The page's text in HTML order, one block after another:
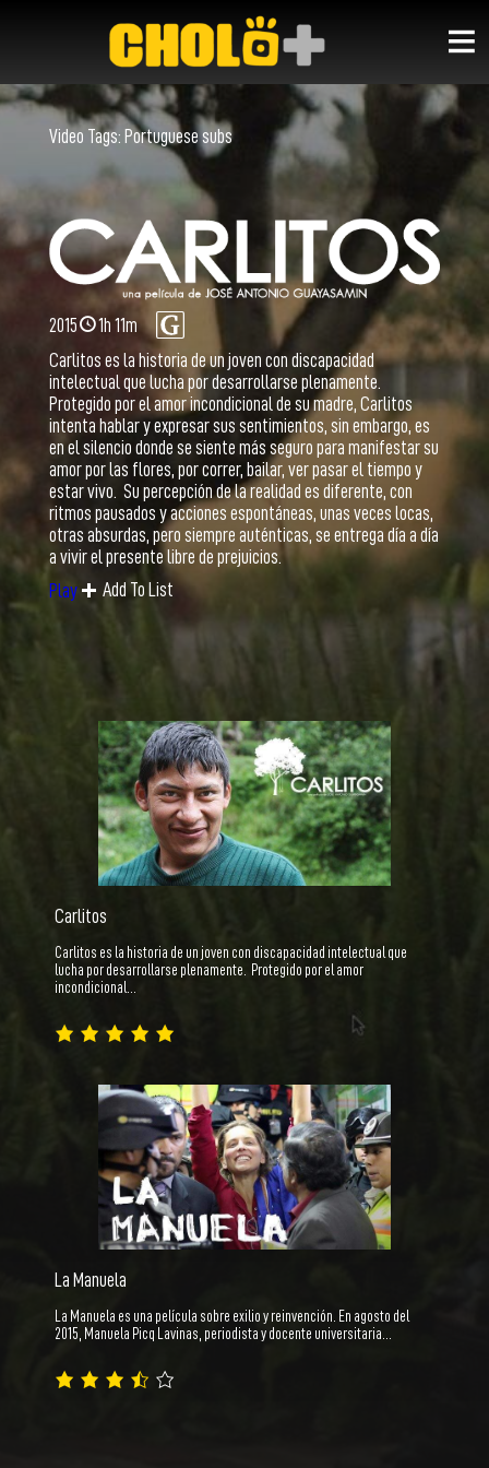
Video Tags: Portuguese subs
2015
1h 11m
Carlitos es la historia de un joven con discapacidad
intelectual que lucha por desarrollarse plenamente.
Protegido por el amor incondicional de su madre, Carlitos
intenta hablar y expresar sus sentimientos, sin embargo, es
en el silencio donde se siente más seguro para manifestar su
amor por las flores, por correr, bailar, ver pasar el tiempo y
estar vivo. Su percepción de la realidad es diferente, con
ritmos pausados y acciones espontáneas, unas veces locas,
otras absurdas, pero siempre auténticas, se entrega día a día
a vivir el presente libre de prejuicios.
Play
Add To List
Carlitos
Carlitos es la historia de un joven con discapacidad intelectual que
lucha por desarrollarse plenamente. Protegido por el amor
incondicional…
La Manuela
La Manuela es una película sobre exilio y reinvención. En agosto del
2015, Manuela Picq Lavinas, periodista y docente universitaria…